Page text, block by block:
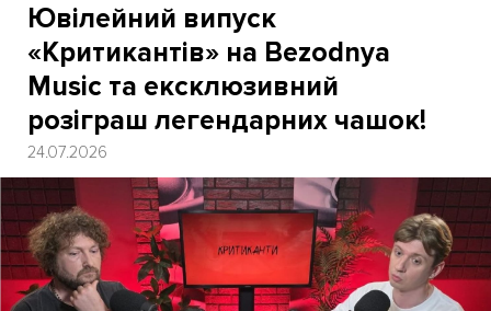
Ювілейний випуск
«Критикантів» на Bezodnya
Music та ексклюзивний
розіграш легендарних чашок!
24.07.2026